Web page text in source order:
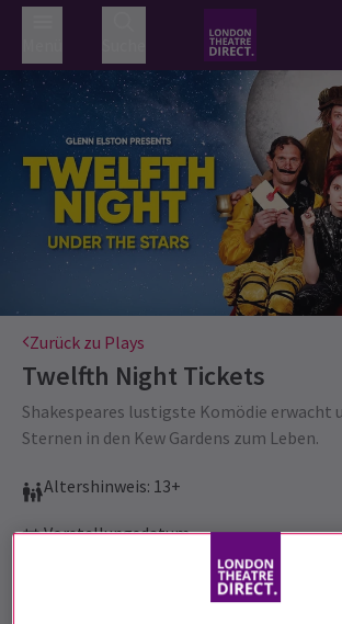
Zurück zu Plays
Twelfth Night Tickets
Shakespeares lustigste Komödie erwacht
Sternen in den Kew Gardens zum Leben.
Altershinweis: 13+
Vorstellungsdatum